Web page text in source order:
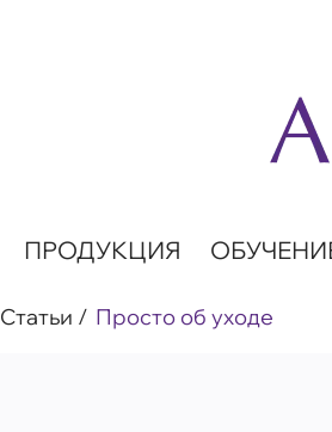
ПРОДУКЦИЯ
Статьи Просто об уходе